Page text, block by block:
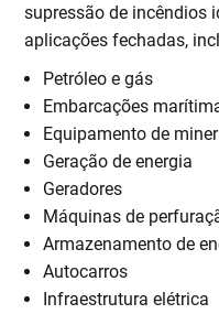
supressão de incêndios
aplicações fechadas,
Petróleo e gás
Embarcações
Equipamento de
Geração de energia
Geradores
Máquinas de
Armazenamento de
Autocarros
Infraestrutura elétrica